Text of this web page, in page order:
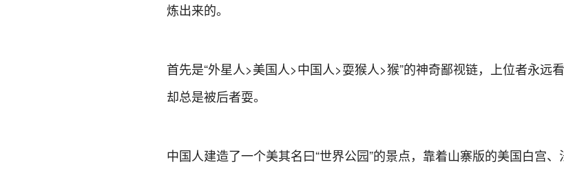
炼出来的。
首先是“外星人>美国人>中国人>耍猴人>猴”的神奇鄙视链，上位者永远
却总是被后者耍。
中国人建造了一个美其名曰“世界公园”的景点，靠着山寨版的美国白宫